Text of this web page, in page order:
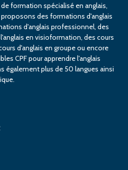
formation spécialisé en anglais,
proposons des formations d'anglais
d'anglais professionnel, des
en visioformation, des cours
d'anglais en groupe ou encore
CPF pour apprendre l'anglais
également plus de 50 langues ainsi